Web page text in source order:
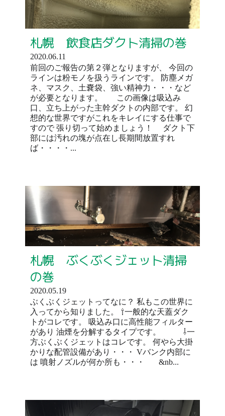
札幌 飲食店ダクト清掃の巻
2020.06.11
前回のご報告の第２弾となりますが、 今回の
ラインは粉モノを扱うラインです。 防塵メガ
ネ、マスク、土嚢袋、強い精神力・・・など
が必要となります。 この画像は吸込み
口、立ち上がった主幹ダクトの内部です。 幻
想的な世界ですがこれをキレイにする仕事で
すので 張り切って始めましょう！ ダクト下
部には汚れの塊が点在し長期間放置すれ
ば・・・・...
札幌 ぶくぶくジェット清掃
の巻
2020.05.19
ぶくぶくジェットってなに？ 私もこの世界に
入ってから知りました。 ⇧一般的な天蓋ダク
トがコレです。 吸込み口に高性能フィルター
があり 油煙を分解するタイプです。 ⇩一
方ぶくぶくジェットはコレです。 何やら大掛
かりな配管設備があり・・・ Vバンク内部に
は 噴射ノズルが何か所も・・・ &nb...